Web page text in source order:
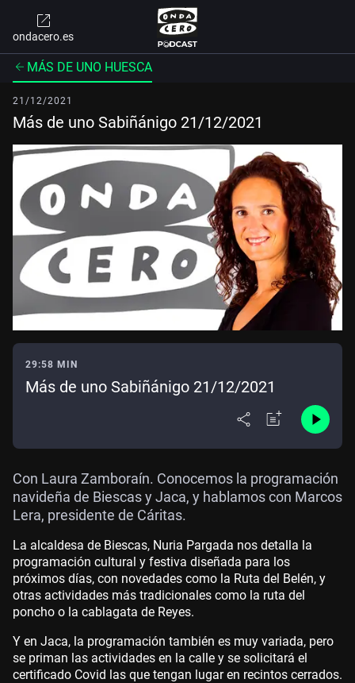
ondacero.es
MÁS DE UNO HUESCA
21/12/2021
Más de uno Sabiñánigo 21/12/2021
29:58 MIN
Más de uno Sabiñánigo 21/12/2021
Con Laura Zamboraín. Conocemos la programación
navideña de Biescas y Jaca, y hablamos con Marcos
Lera, presidente de Cáritas.
La alcaldesa de Biescas, Nuria Pargada nos detalla la
programación cultural y festiva diseñada para los
próximos días, con novedades como la Ruta del Belén, y
otras actividades más tradicionales como la ruta del
poncho o la cablagata de Reyes.
Y en Jaca, la programación también es muy variada, pero
se priman las actividades en la calle y se solicitará el
certificado Covid las que tengan lugar en recintos cerrados.